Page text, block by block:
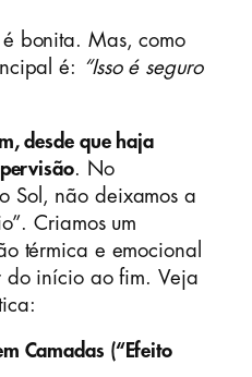
bonita. Mas, como
é:
“Isso é seguro
desde que haja
. No
Sol, não deixamos a
Criamos um
térmica e emocional
do início ao fim. Veja
Camadas (“Efeito